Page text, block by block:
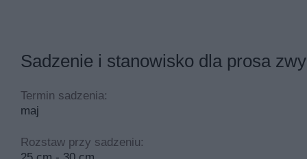
Sadzenie i stanowisko dla prosa
Termin sadzenia:
maj
Rozstaw przy sadzeniu: